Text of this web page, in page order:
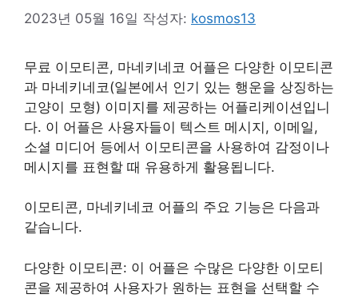
2023년 05월 16일 작성자: kosmos13
무료 이모티콘, 마네키네코 어플은 다양한 이모티콘
과 마네키네코(일본에서 인기 있는 행운을 상징하는
고양이 모형) 이미지를 제공하는 어플리케이션입니
다. 이 어플은 사용자들이 텍스트 메시지, 이메일,
소셜 미디어 등에서 이모티콘을 사용하여 감정이나
메시지를 표현할 때 유용하게 활용됩니다.
이모티콘, 마네키네코 어플의 주요 기능은 다음과
같습니다.
다양한 이모티콘: 이 어플은 수많은 다양한 이모티
콘을 제공하여 사용자가 원하는 표현을 선택할 수